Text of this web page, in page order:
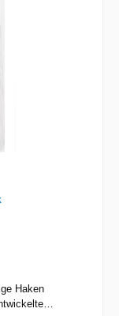
Haken